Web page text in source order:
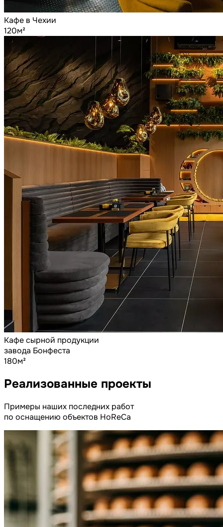
Кафе в Чехии
120м²
Кафе сырной продукции
завода Бонфеста
180м²
Реализованные проекты
Примеры наших последних работ
по оснащению объектов HoReCa